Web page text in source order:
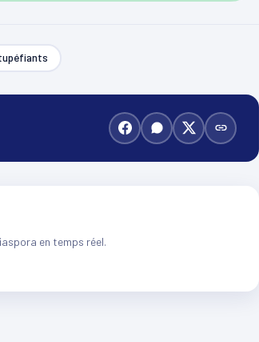
en temps réel.